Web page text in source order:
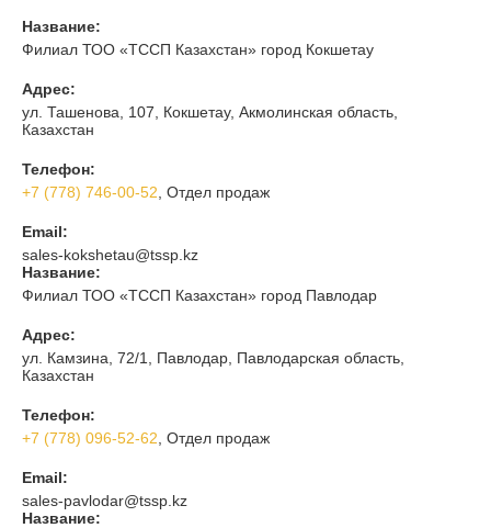
Название:
Филиал ТОО «ТССП Казахстан» город Кокшетау
Адрес:
ул. Ташенова, 107, Кокшетау, Акмолинская область,
Казахстан
Телефон:
+7 (778) 746-00-52 , Отдел продаж
Email:
sales-kokshetau@tssp.kz
Название:
Филиал ТОО «ТССП Казахстан» город Павлодар
Адрес:
ул. Камзина, 72/1, Павлодар, Павлодарская область,
Казахстан
Телефон:
+7 (778) 096-52-62 , Отдел продаж
Email:
sales-pavlodar@tssp.kz
Название: